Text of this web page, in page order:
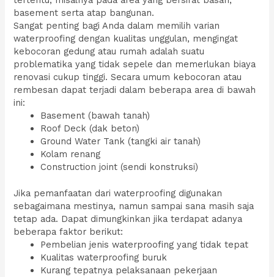
basement serta atap bangunan.
Sangat penting bagi Anda dalam memilih varian
waterproofing dengan kualitas unggulan, mengingat
kebocoran gedung atau rumah adalah suatu
problematika yang tidak sepele dan memerlukan biaya
renovasi cukup tinggi. Secara umum kebocoran atau
rembesan dapat terjadi dalam beberapa area di bawah
ini:
Basement (bawah tanah)
Roof Deck (dak beton)
Ground Water Tank (tangki air tanah)
Kolam renang
Construction joint (sendi konstruksi)
Jika pemanfaatan dari waterproofing digunakan
sebagaimana mestinya, namun sampai sana masih saja
tetap ada. Dapat dimungkinkan jika terdapat adanya
beberapa faktor berikut:
Pembelian jenis waterproofing yang tidak tepat
Kualitas waterproofing buruk
Kurang tepatnya pelaksanaan pekerjaan